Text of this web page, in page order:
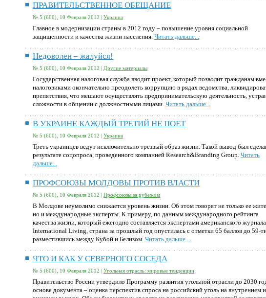
ПРАВИТЕЛЬСТВЕННОЕ ОБЕЩАНИЕ
№ 5 (600), 10 Февраля 2012 |Украина
Главное в модернизации страны в 2012 году – повышение уровня социальной
защищенности и качества жизни населения.Читать дальше...
Недоволен – жалуйся!
№ 5 (600), 10 Февраля 2012 |Другие материалы
Государственная налоговая служба вводит проект, который позволит гражданам
налоговиками окончательно преодолеть коррупцию в рядах ведомства,
препятствия, что мешают осуществлять предпринимательскую деятельность,
сложности в общении с должностными лицами.Читать дальше...
В УКРАИНЕ КАЖДЫЙ ТРЕТИЙ НЕ ПОЕТ
№ 5 (600), 10 Февраля 2012 |Украина
Треть украинцев ведут исключительно трезвый образ жизни. Такой вывод был
результате соцопроса, проведенного компанией Research&Branding Group.Читать
дальше...
ПРОФСОЮЗЫ МОЛДОВЫ ПРОТИВ ВЛАСТИ
№ 5 (600), 10 Февраля 2012 |Профсоюзы за рубежом
В Молдове неумолимо снижается уровень жизни. Об этом говорят не только ее
но и международные эксперты. К примеру, по данным международного рейтинга
качества жизни, который ежегодно составляется экспертами американского журнала
International Living, страна за прошлый год опустилась с отметки 65 баллов до 59-
разместившись между Кубой и Белизом.Читать дальше...
ЧТО И КАК У СЕВЕРНОГО СОСЕДА
№ 5 (600), 10 Февраля 2012 |Угольная отрасль: мировые тенденции
Правительство России утвердило Программу развития угольной отрасли до 2030
основе документа – оценка перспектив спроса на российский уголь на внутреннем и